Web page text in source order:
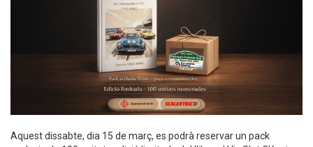
Aquest dissabte, dia 15 de març, es podrà reservar un pack